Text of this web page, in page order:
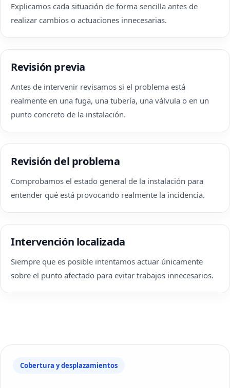
Explicamos cada situación de forma sencilla antes de
realizar cambios o actuaciones innecesarias.
Revisión previa
Antes de intervenir revisamos si el problema está
realmente en una fuga, una tubería, una válvula o en un
punto concreto de la instalación.
Revisión del problema
Comprobamos el estado general de la instalación para
entender qué está provocando realmente la incidencia.
Intervención localizada
Siempre que es posible intentamos actuar únicamente
sobre el punto afectado para evitar trabajos innecesarios.
Cobertura y desplazamientos